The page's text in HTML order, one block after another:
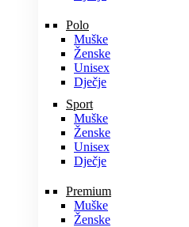
Polo
Muške
Ženske
Unisex
Dječje
Sport
Muške
Ženske
Unisex
Dječje
Premium
Muške
Ženske